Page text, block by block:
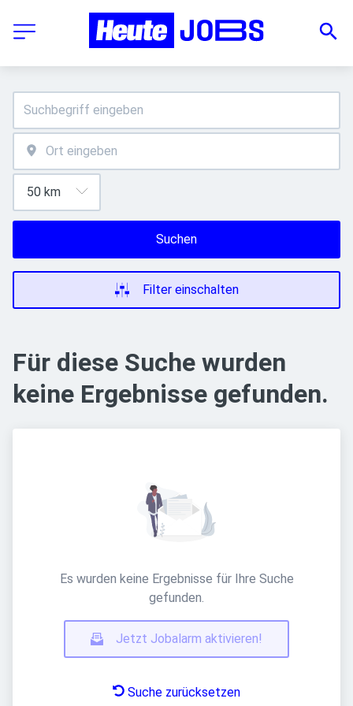
Suchen
Filter einschalten
Für diese Suche wurden
keine Ergebnisse gefunden.
Es wurden keine Ergebnisse für Ihre Suche
gefunden.
Jetzt Jobalarm aktivieren!
Suche zurücksetzen